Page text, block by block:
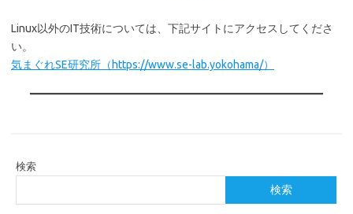
Linux以外のIT技術については、下記サイトにアクセスしてくださ
い。
気まぐれSE研究所（https://www.se-lab.yokohama/）
検索
検索